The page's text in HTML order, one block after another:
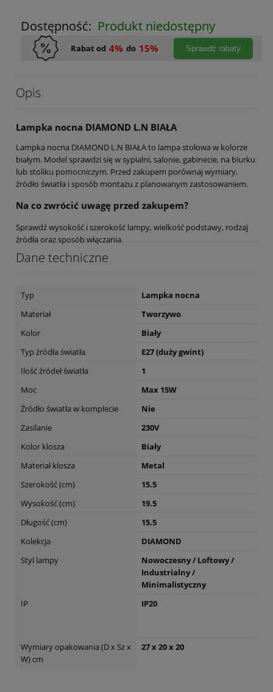
Dostępność: Produkt niedostępny
Rabat od 4% do 15% Sprawdź rabaty
Opis
Lampka nocna DIAMOND L.N BIAŁA
Lampka nocna DIAMOND L.N BIAŁA to lampa stołowa w kolorze
białym. Model sprawdzi się w sypialni, salonie, gabinecie, na biurku
lub stoliku pomocniczym. Przed zakupem porównaj wymiary,
źródło światła i sposób montażu z planowanym zastosowaniem.
Na co zwrócić uwagę przed zakupem?
Sprawdź wysokość i szerokość lampy, wielkość podstawy, rodzaj
źródła oraz sposób włączania.
Dane techniczne
Typ
Lampka nocna
Materiał
Tworzywo
Kolor
Biały
Typ źródła światła
E27 (duży gwint)
Ilość źródeł światła
1
Moc
Max 15W
Źródło światła w komplecie
Nie
Zasilanie
230V
Kolor klosza
Biały
Materiał klosza
Metal
Szerokość (cm)
15.5
Wysokość (cm)
19.5
Długość (cm)
15.5
Kolekcja
DIAMOND
Styl lampy
Nowoczesny / Loftowy /
Industrialny /
Minimalistyczny
IP
IP20
Wymiary opakowania (D x Sz x
W) cm
27 x 20 x 20